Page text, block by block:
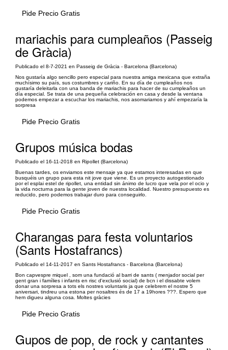
Pide Precio Gratis
mariachis para cumpleaños (Passeig
de Gràcia)
Publicado el 8-7-2021 en Passeig de Gràcia - Barcelona (Barcelona)
Nos gustaría algo sencillo pero especial para nuestra amiga mexicana que extraña
muchísimo su país, sus costumbres y cariño. En su día de cumpleaños nos
gustaría deleitarla con una banda de mariachis para hacer de su cumpleaños un
día especial. Se trata de una pequeña celebración en casa y desde la ventana
podemos empezar a escuchar los mariachis, nos asomariamos y ahí empezaría la
sorpresa
Pide Precio Gratis
Grupos música bodas
Publicado el 16-11-2018 en Ripollet (Barcelona)
Buenas tardes, os enviamos este mensaje ya que estamos interesadas en que
busquéis un grupo para esta nit jove que viene. Es un proyecto autogestionado
por el esplai estel de ripollet, una entidad sin ánimo de lucro que vela por el ocio y
la vida nocturna para la gente joven de nuestra localidad. Nuestro presupuesto es
reducido, pero podemos trabajar duro para conseguirlo.
Pide Precio Gratis
Charangas para festa voluntarios
(Sants Hostafrancs)
Publicado el 14-11-2017 en Sants Hostafrancs - Barcelona (Barcelona)
Bon capvespre miquel , som una fundació al barri de sants ( menjador social per
gent gran i famílies i infants en risc d'exclusió social) de bcn i el dissabte volem
donar una sorpresa a tots els nostres voluntaris ja que celebrem el nostre 5
aniversari, tindreu una estona per nosaltres és de 17 a 19hores ???. Espero que
hem digueu alguna cosa. Moltes gràcies
Pide Precio Gratis
Gupos de pop, de rock y cantantes